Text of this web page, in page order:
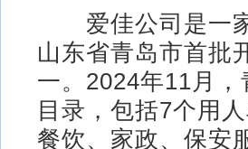
爱佳公司是一家
山东省青岛市首批
一。2024年11月，
目录，包括7个用
餐饮、家政、保安